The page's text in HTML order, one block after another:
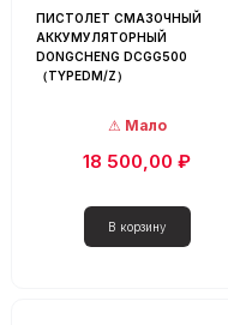
ПИСТОЛЕТ СМАЗОЧНЫЙ
АККУМУЛЯТОРНЫЙ
DONGCHENG DCGG500
（TYPEDM/Z）
Мало
18 500,00 ₽